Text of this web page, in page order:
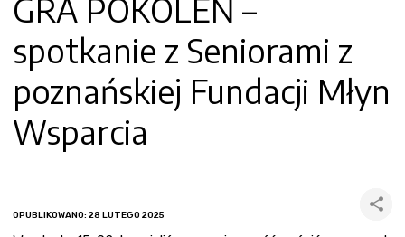
GRA POKOLEŃ –
spotkanie z Seniorami z
poznańskiej Fundacji Młyn
Wsparcia
OPUBLIKOWANO: 28 LUTEGO 2025